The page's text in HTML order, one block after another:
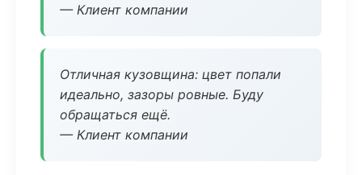
— Клиент компании
Отличная кузовщина: цвет попали
идеально, зазоры ровные. Буду
обращаться ещё.
— Клиент компании